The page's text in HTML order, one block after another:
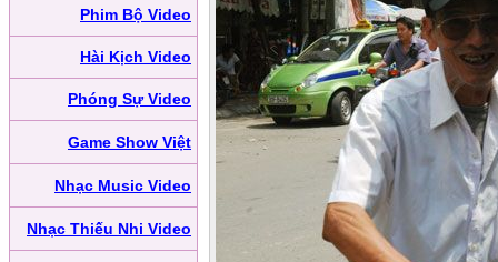
Phim Bộ Video
Hài Kịch Video
Phóng Sự Video
Game Show Việt
Nhạc Music Video
Nhạc Thiếu Nhi Video